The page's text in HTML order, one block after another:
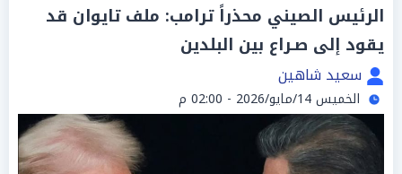
الرئيس الصيني محذراً ترامب: ملف تايوان قد
يقود إلى صـراع بين البلدين
سعيد شاهين
الخميس 14/مايو/2026 - 02:00 م